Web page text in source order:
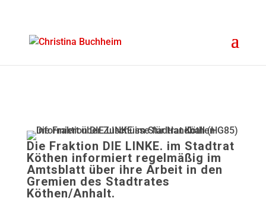
Die Fraktion DIE LINKE. im Stadtrat
Köthen informiert regelmäßig im
Amtsblatt über ihre Arbeit in den
Gremien des Stadtrates
Köthen/Anhalt.